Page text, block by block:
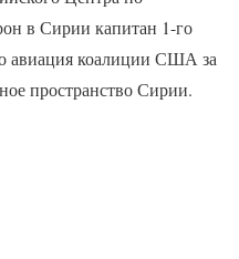
в Сирии капитан 1-го
авиация коалиции США за
пространство Сирии.